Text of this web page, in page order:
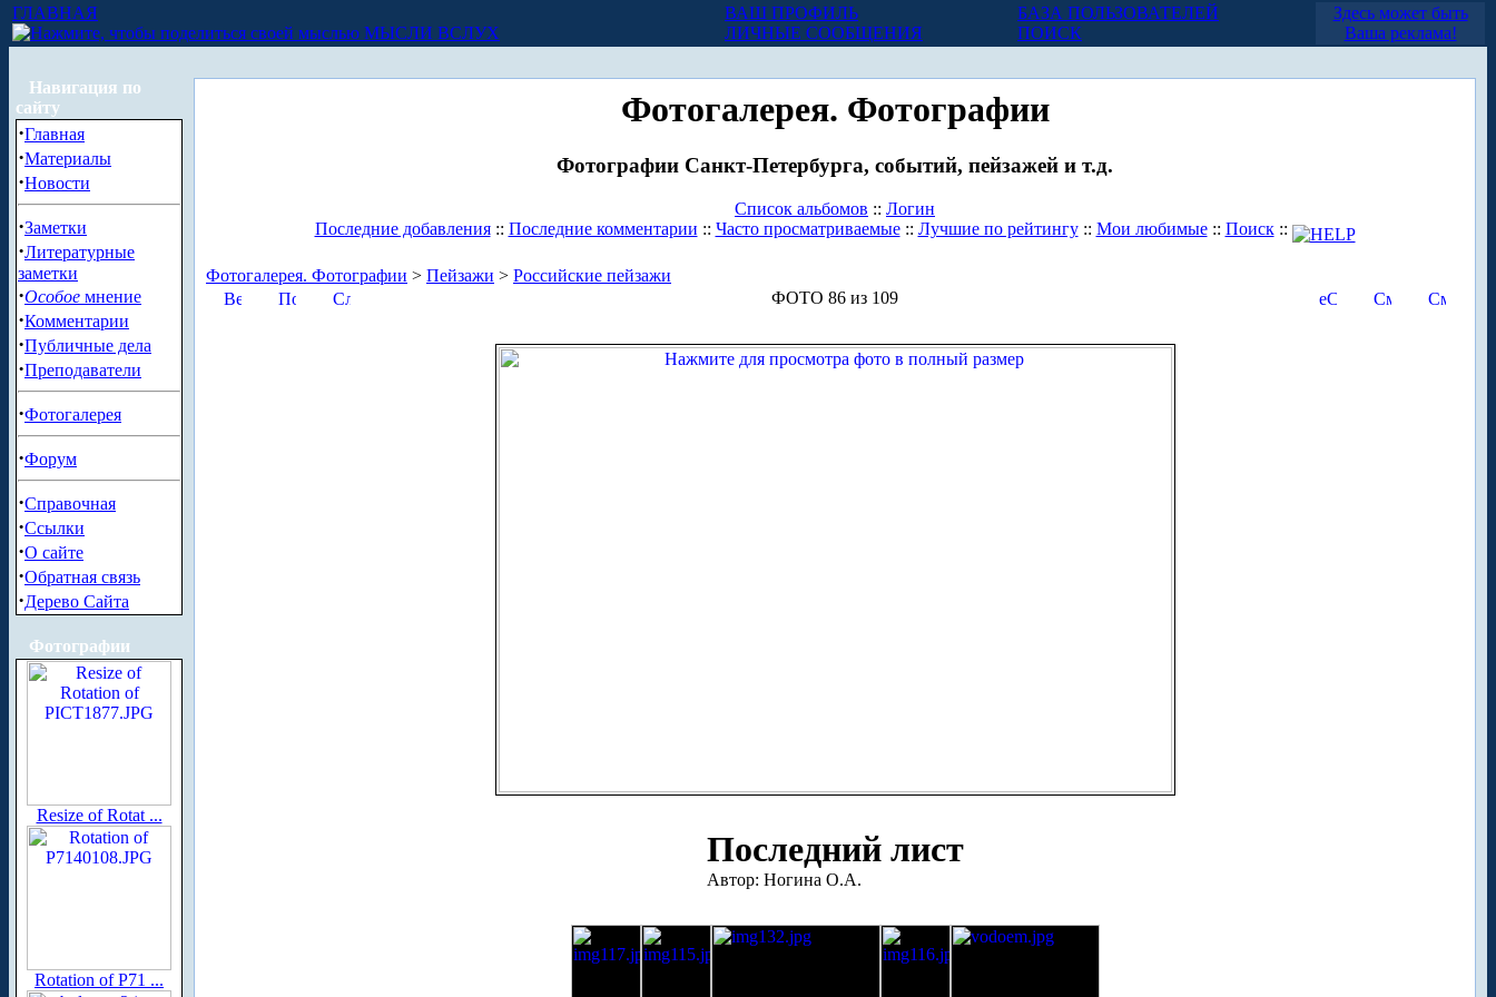
ГЛАВНАЯ
МЫСЛИ ВСЛУХ
ВАШ ПРОФИЛЬ
ЛИЧНЫЕ СООБЩЕНИЯ
БАЗА ПОЛЬЗОВАТЕЛЕЙ
ПОИСК
Здесь может быть
Ваша реклама!
Навигация по
сайту
·Главная
·Материалы
·Новости
·Заметки
·Литературные
заметки
·Особое мнение
·Комментарии
·Публичные дела
·Преподаватели
·Фотогалерея
·Форум
·Справочная
·Ссылки
·О сайте
·Обратная связь
·Дерево Сайта
Фотографии
Resize of Rotat ...
Rotation of P71 ...
Фотогалерея. Фотографии
Фотографии Санкт-Петербурга, событий, пейзажей и т.д.
Список альбомов :: Логин
Последние добавления:: Последние комментарии :: Часто просматриваемые:: Лучшие по рейтингу:: Мои любимые:: Поиск::
Фотогалерея. Фотографии > Пейзажи > Российские пейзажи
ФОТО 86 из 109
Последний лист
Автор: Ногина О.А.